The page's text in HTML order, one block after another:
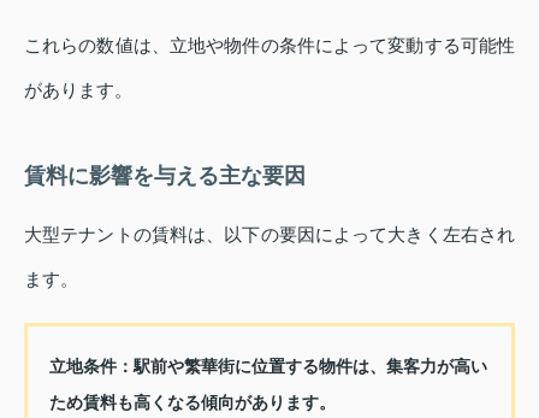
これらの数値は、立地や物件の条件によって変動する可能性
があります。
賃料に影響を与える主な要因
大型テナントの賃料は、以下の要因によって大きく左右され
ます。
立地条件： 駅前や繁華街に位置する物件は、集客力が高い
ため賃料も高くなる傾向があります。